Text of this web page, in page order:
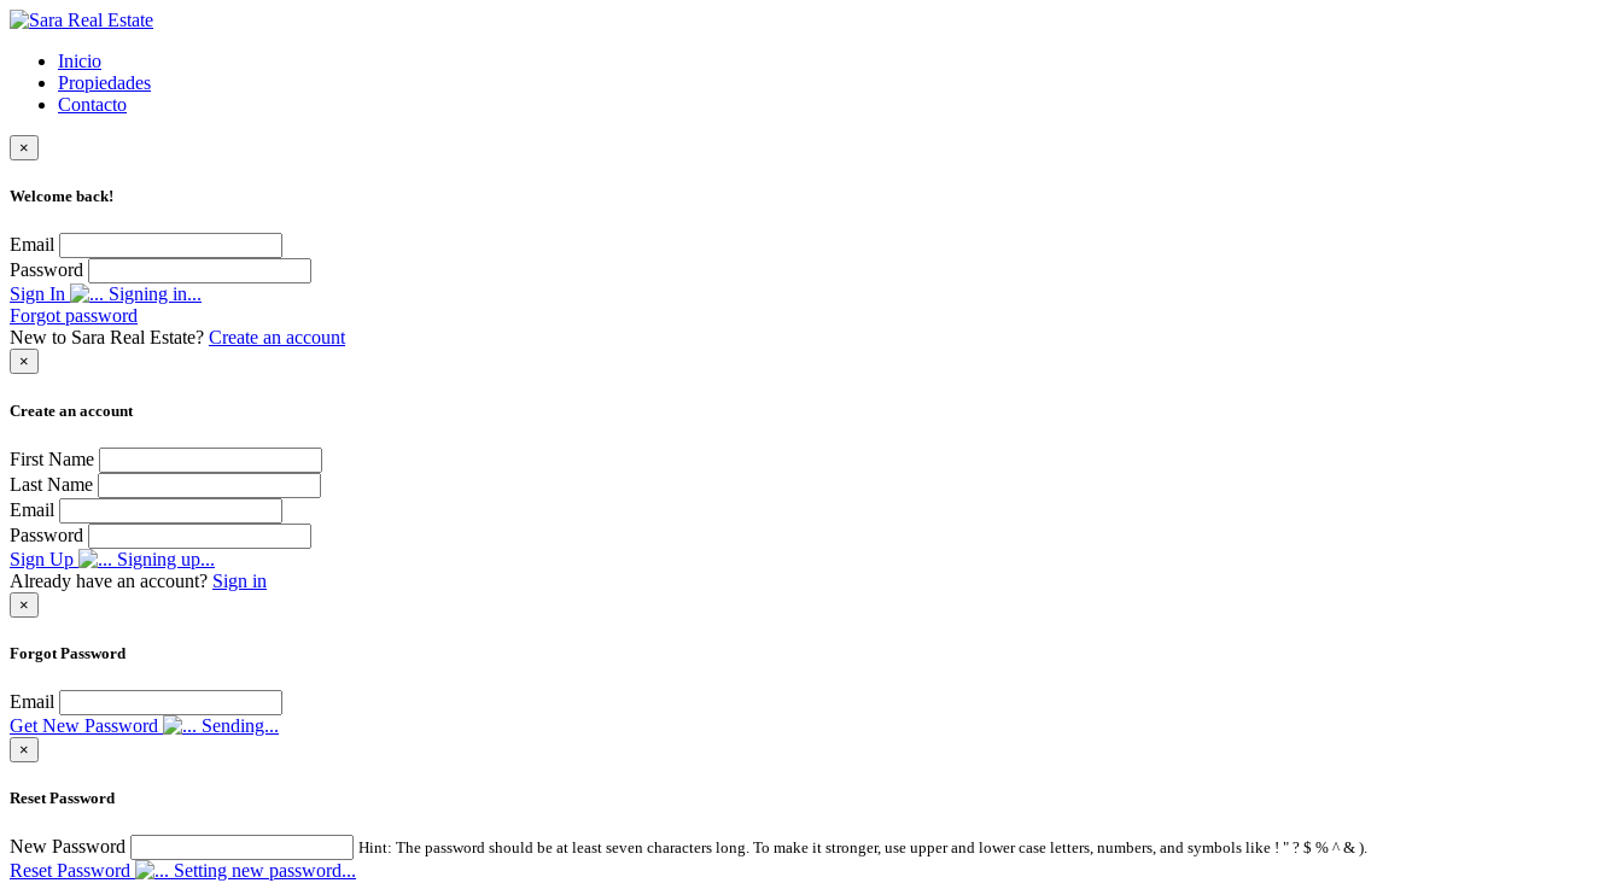
Inicio
Propiedades
Contacto
×
Welcome back!
Email
Password
Sign In
Signing in...
Forgot password
New to Sara Real Estate? Create an account
×
Create an account
First Name
Last Name
Email
Password
Sign Up
Signing up...
Already have an account? Sign in
×
Forgot Password
Email
Get New Password
Sending...
×
Reset Password
New Password Hint: The password should be at least seven characters long. To make it stronger, use upper and lower case letters, numbers, and symbols like ! " ? $ % ^ & ).
Reset Password Setting new password...